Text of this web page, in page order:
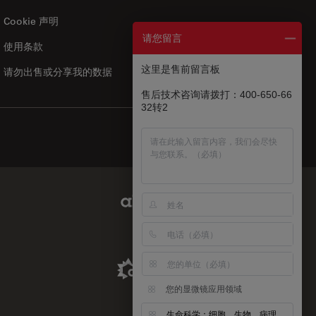
Cookie 声明
请勿出售或分享我的数据
使用条款
US|zh
Aldevron Link
请您留言
这里是售前留言板
售后技术咨询请拨打：400-650-66
32转2
您的显微镜应用领域